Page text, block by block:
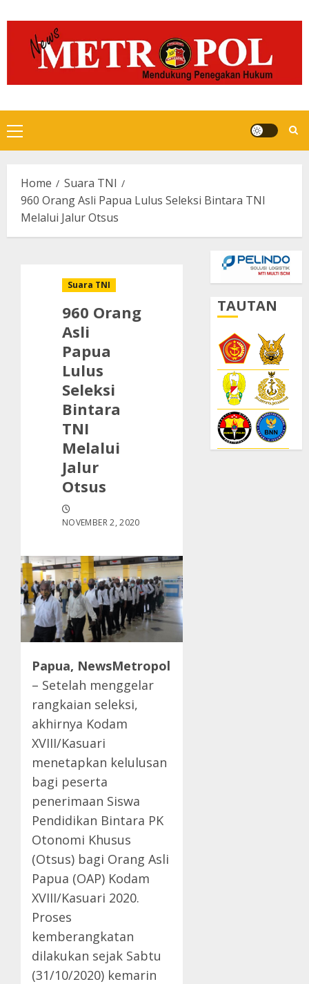
to
content
Primary
Menu
Home
Suara TNI
960 Orang Asli Papua Lulus Seleksi Bintara TNI
Melalui Jalur Otsus
Suara TNI
960 Orang
Asli
Papua
Lulus
Seleksi
Bintara
TNI
Melalui
Jalur
Otsus
NOVEMBER 2, 2020
Papua, NewsMetropol
– Setelah menggelar
rangkaian seleksi,
akhirnya Kodam
XVIII/Kasuari
menetapkan kelulusan
bagi peserta
penerimaan Siswa
Pendidikan Bintara PK
Otonomi Khusus
(Otsus) bagi Orang Asli
Papua (OAP) Kodam
XVIII/Kasuari 2020.
Proses
kemberangkatan
dilakukan sejak Sabtu
(31/10/2020) kemarin
TAUTAN